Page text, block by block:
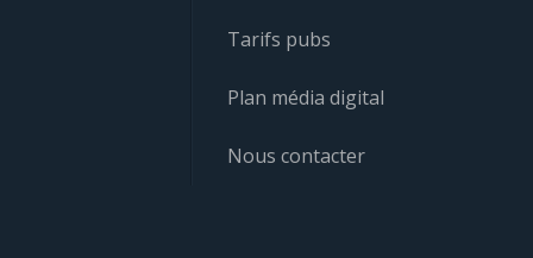
Tarifs pubs
Plan média digital
Nous contacter